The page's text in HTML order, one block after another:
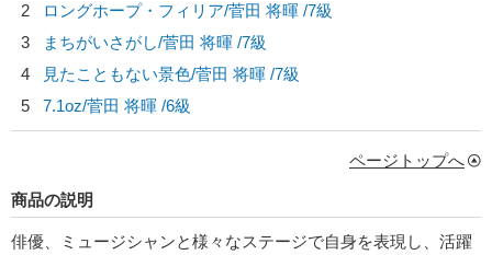
2
ロングホープ・フィリア/菅田 将暉 /7級
3
まちがいさがし/菅田 将暉 /7級
4
見たこともない景色/菅田 将暉 /7級
5
7.1oz/菅田 将暉 /6級
ページトップへ
商品の説明
俳優、ミュージシャンと様々なステージで自身を表現し、活躍